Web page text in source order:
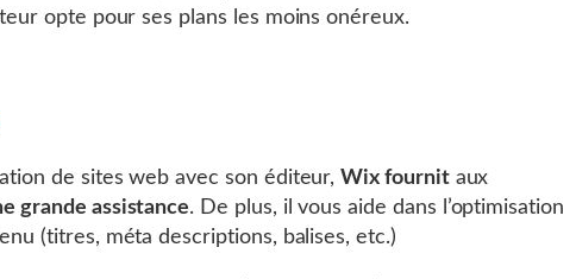
opte pour ses plans les moins onéreux.
de sites web avec son éditeur,Wix fournitaux
grande assistance. De plus, il vous aide dans l’optimisation
(titres, méta descriptions, balises, etc.)